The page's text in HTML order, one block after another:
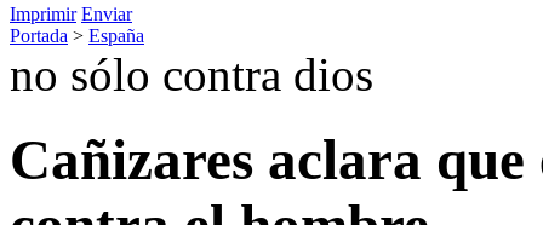
Imprimir Enviar
Portada > España
no sólo contra dios
Cañizares aclara